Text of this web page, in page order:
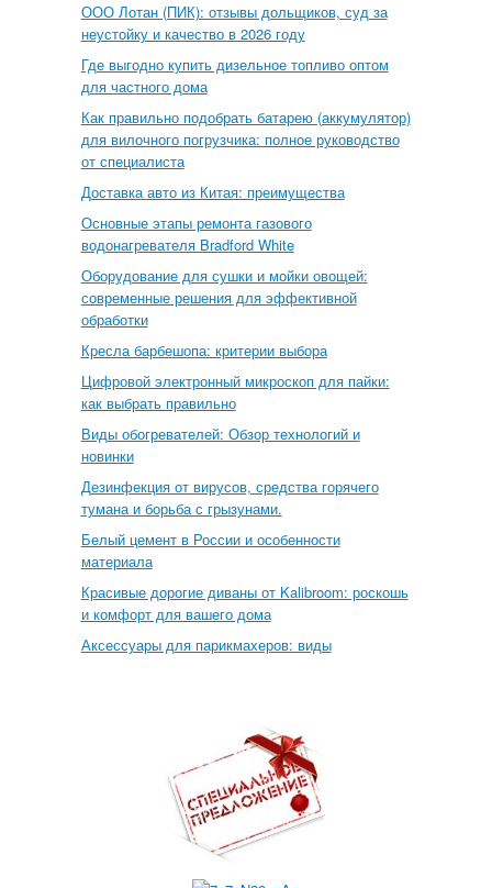
ООО Лотан (ПИК): отзывы дольщиков, суд за
неустойку и качество в 2026 году
Где выгодно купить дизельное топливо оптом
для частного дома
Как правильно подобрать батарею (аккумулятор)
для вилочного погрузчика: полное руководство
от специалиста
Доставка авто из Китая: преимущества
Основные этапы ремонта газового
водонагревателя Bradford White
Оборудование для сушки и мойки овощей:
современные решения для эффективной
обработки
Кресла барбешопа: критерии выбора
Цифровой электронный микроскоп для пайки:
как выбрать правильно
Виды обогревателей: Обзор технологий и
новинки
Дезинфекция от вирусов, средства горячего
тумана и борьба с грызунами.
Белый цемент в России и особенности
материала
Красивые дорогие диваны от Kalibroom: роскошь
и комфорт для вашего дома
Аксессуары для парикмахеров: виды